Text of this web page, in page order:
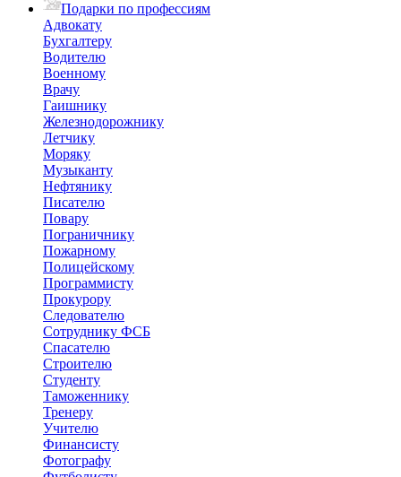
Подарки по профессиям
Адвокату
Бухгалтеру
Водителю
Военному
Врачу
Гаишнику
Железнодорожнику
Летчику
Моряку
Музыканту
Нефтянику
Писателю
Повару
Пограничнику
Пожарному
Полицейскому
Программисту
Прокурору
Следователю
Сотруднику ФСБ
Спасателю
Строителю
Студенту
Таможеннику
Тренеру
Учителю
Финансисту
Фотографу